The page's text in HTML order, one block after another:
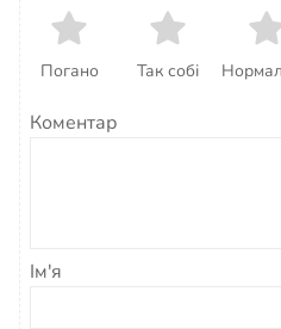
Погано Так собі
Коментар
Ім'я